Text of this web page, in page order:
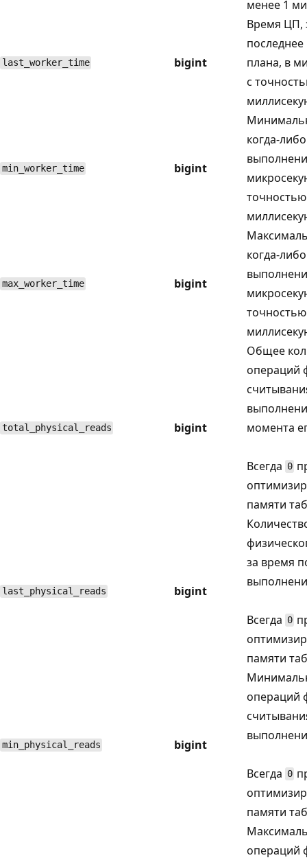
менее 1
last_worker_time bigint
Время ЦП,
плана, в
с
min_worker_time bigint
когда-
max_worker_time bigint
когда-
total_physical_reads bigint
Общее
операций
момента
Всегда 0
памяти
last_physical_reads bigint
за время
Всегда 0
памяти
min_physical_reads bigint
операций
Всегда 0
памяти
операций